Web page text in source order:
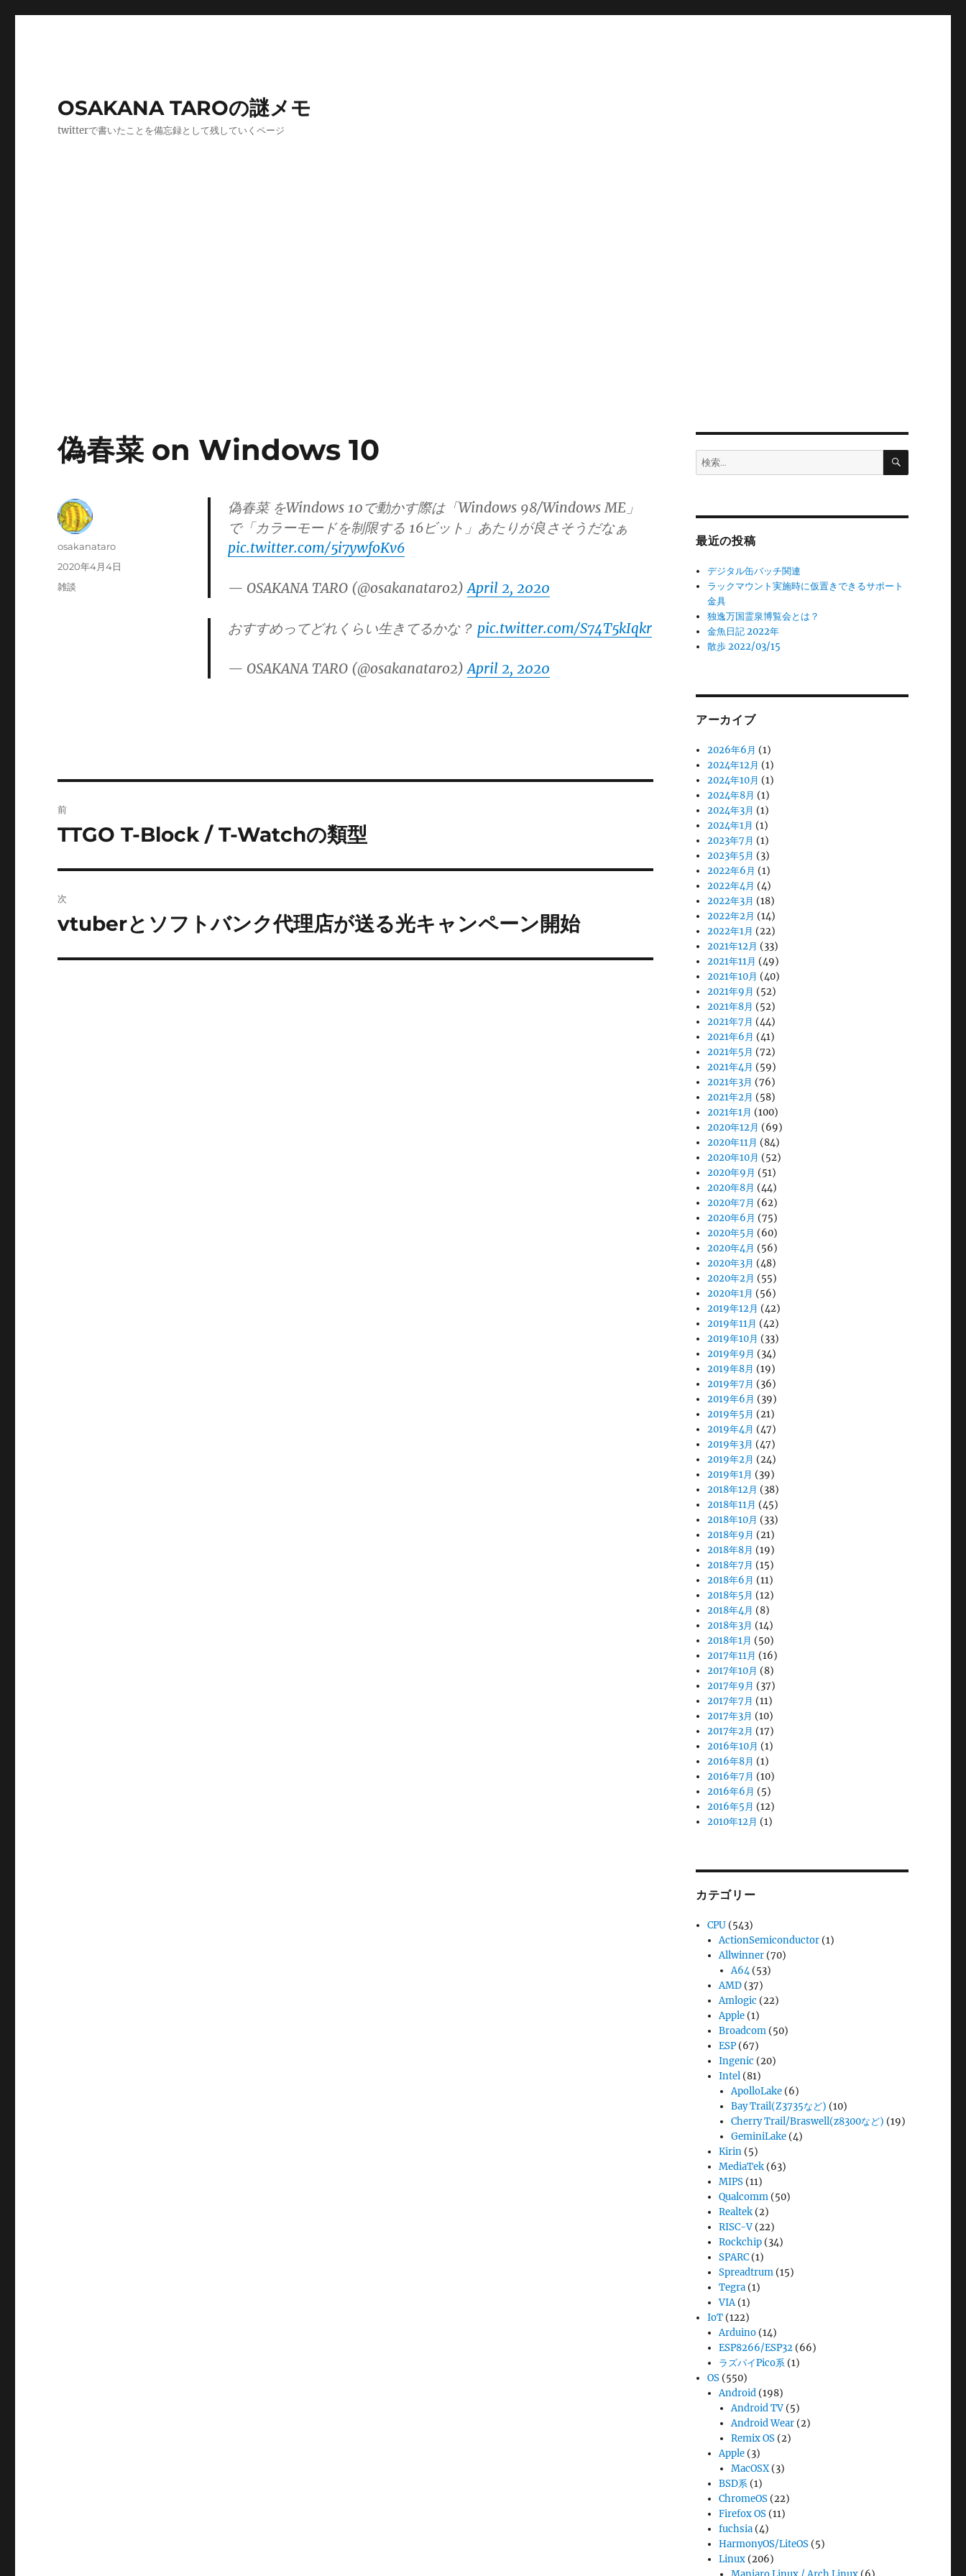
OSAKANA TAROの謎メモ
twitterで書いたことを備忘録として残していくページ
偽春菜 on Windows 10
偽春菜 をWindows 10で動かす際は「Windows 98/Windows ME」
で「カラーモードを制限する 16ビット」あたりが良さそうだなぁ
pic.twitter.com/5i7ywfoKv6
— OSAKANA TARO (@osakanataro2)April 2, 2020
おすすめってどれくらい生きてるかな？ pic.twitter.com/S74T5kIqkr
— OSAKANA TARO (@osakanataro2)April 2, 2020
投
osakanataro
投
稿
2020年4月4日
カ
雑談
稿
ゲ
前
前
投
稿:
TTGO T-Block / T-Watchの類型
次
次
投
vtuberとソフトバンク代理店が送る光キャンペーン開始
検
索:
検
最近の投稿
デジタル缶バッチ関連
ラックマウント実施時に仮置きできるサポート
金具
独逸万国霊泉博覧会とは？
金魚日記 2022年
散歩 2022/03/15
アーカイブ
2026年6月 (1)
2024年12月 (1)
2024年10月 (1)
2024年8月 (1)
2024年3月 (1)
2024年1月 (1)
2023年7月 (1)
2023年5月 (3)
2022年6月 (1)
2022年4月 (4)
2022年3月 (18)
2022年2月 (14)
2022年1月 (22)
2021年12月 (33)
2021年11月 (49)
2021年10月 (40)
2021年9月 (52)
2021年8月 (52)
2021年7月 (44)
2021年6月 (41)
2021年5月 (72)
2021年4月 (59)
2021年3月 (76)
2021年2月 (58)
2021年1月 (100)
2020年12月 (69)
2020年11月 (84)
2020年10月 (52)
2020年9月 (51)
2020年8月 (44)
2020年7月 (62)
2020年6月 (75)
2020年5月 (60)
2020年4月 (56)
2020年3月 (48)
2020年2月 (55)
2020年1月 (56)
2019年12月 (42)
2019年11月 (42)
2019年10月 (33)
2019年9月 (34)
2019年8月 (19)
2019年7月 (36)
2019年6月 (39)
2019年5月 (21)
2019年4月 (47)
2019年3月 (47)
2019年2月 (24)
2019年1月 (39)
2018年12月 (38)
2018年11月 (45)
2018年10月 (33)
2018年9月 (21)
2018年8月 (19)
2018年7月 (15)
2018年6月 (11)
2018年5月 (12)
2018年4月 (8)
2018年3月 (14)
2018年1月 (50)
2017年11月 (16)
2017年10月 (8)
2017年9月 (37)
2017年7月 (11)
2017年3月 (10)
2017年2月 (17)
2016年10月 (1)
2016年8月 (1)
2016年7月 (10)
2016年6月 (5)
2016年5月 (12)
2010年12月 (1)
カテゴリー
CPU (543)
ActionSemiconductor (1)
Allwinner (70)
A64(53)
AMD (37)
Amlogic (22)
Apple (1)
Broadcom (50)
ESP (67)
Ingenic (20)
Intel (81)
ApolloLake(6)
Bay Trail(Z3735など) (10)
Cherry Trail/Braswell(z8300など) (19)
GeminiLake(4)
Kirin (5)
MediaTek (63)
MIPS (11)
Qualcomm (50)
Realtek (2)
RISC-V (22)
Rockchip (34)
SPARC (1)
Spreadtrum (15)
Tegra (1)
VIA(1)
IoT (122)
Arduino (14)
ESP8266/ESP32 (66)
ラズパイPico系 (1)
OS (550)
Android (198)
Android TV(5)
Android Wear(2)
Remix OS(2)
Apple (3)
MacOSX(3)
BSD系 (1)
ChromeOS (22)
Firefox OS (11)
fuchsia (4)
HarmonyOS/LiteOS (5)
Linux (206)